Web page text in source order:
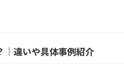
｜違いや具体事例紹介